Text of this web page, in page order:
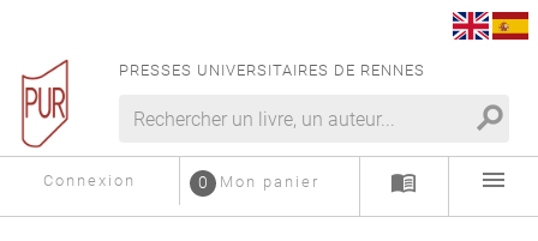
PRESSES UNIVERSITAIRES DE RENNES
search
Connexion Mon panier
0 menu_book menu